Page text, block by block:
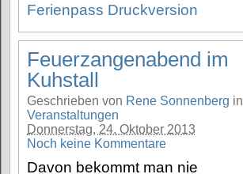
Ferienpass Druckversion
Feuerzangenabend im
Kuhstall
Geschrieben von Rene Sonnenberg in
Veranstaltungen
Donnerstag, 24. Oktober 2013
Noch keine Kommentare
Davon bekommt man nie